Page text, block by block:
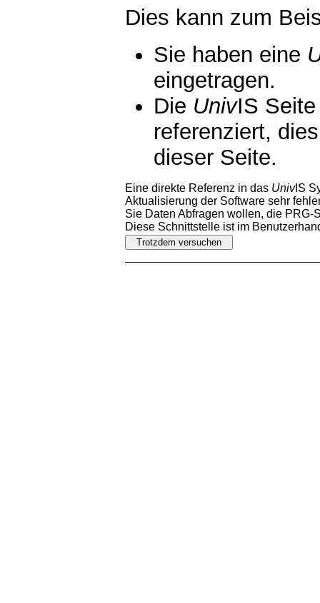
Dies kann zum
Sie haben eine
eingetragen.
Die UnivIS
referenziert,
dieser Seite.
Eine direkte Referenz in das UnivIS
Aktualisierung der Software sehr
Sie Daten Abfragen wollen, die PRG-
Diese Schnittstelle ist im